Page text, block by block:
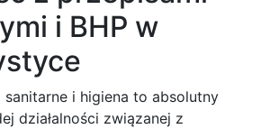
i BHP w
sanitarne i higiena to absolutny
działalności związanej z